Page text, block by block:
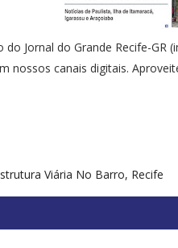
do Jornal do Grande Recife-
nossos canais digitais.
Viária No Barro, Recife